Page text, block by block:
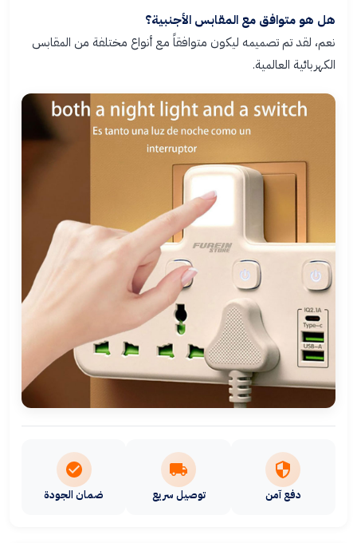
هل هو متوافق مع المقابس الأجنبية؟
نعم، لقد تم تصميمه ليكون متوافقاً مع أنواع مختلفة من المقابس
الكهربائية العالمية.
دفع آمن توصيل سريع ضمان الجودة